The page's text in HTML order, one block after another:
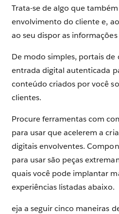
Trata-se de algo que
envolvimento do cliente e,
ao seu dispor as
De modo simples, portais de
entrada digital autenticada
conteúdo criados por você
clientes.
Procure ferramentas com
para usar que acelerem a
digitais envolventes.
para usar são peças
quais você pode implantar
experiências listadas abaixo.
eja a seguir cinco maneiras